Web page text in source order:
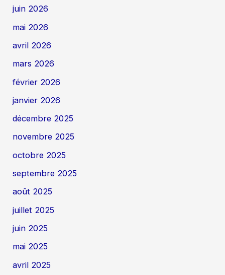
juin 2026
mai 2026
avril 2026
mars 2026
février 2026
janvier 2026
décembre 2025
novembre 2025
octobre 2025
septembre 2025
août 2025
juillet 2025
juin 2025
mai 2025
avril 2025